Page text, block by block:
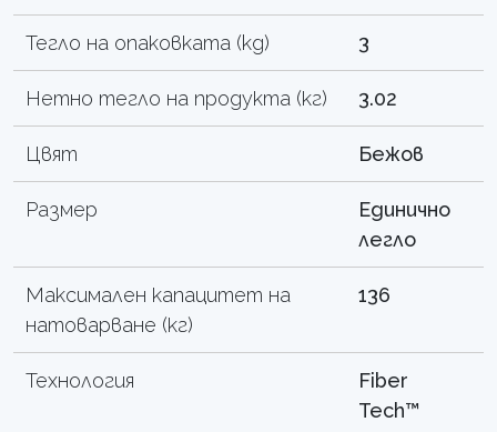
Тегло на опаковката (kg) 3
Нетно тегло на продукта (кг) 3.02
Цвят Бежов
Размер
Единично
легло
Максимален капацитет на
натоварване (кг)
136
Технология
Fiber
Tech™